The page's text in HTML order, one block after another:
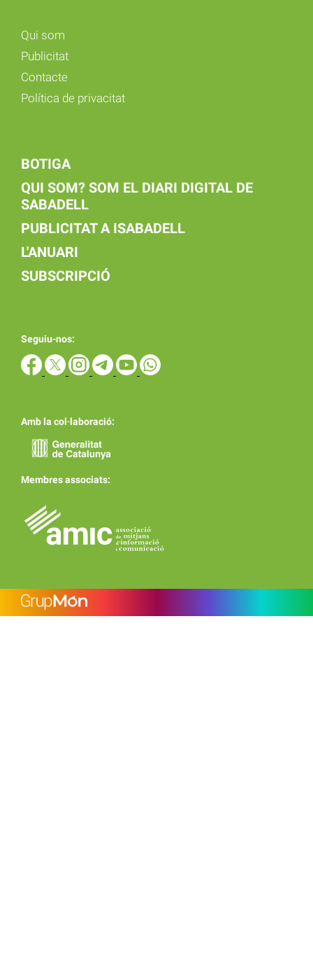
Qui som
Publicitat
Contacte
Política de privacitat
BOTIGA
QUI SOM? SOM EL DIARI DIGITAL DE
SABADELL
PUBLICITAT A ISABADELL
L'ANUARI
SUBSCRIPCIÓ
Seguiu-nos:
Amb la col·laboració:
Membres associats: